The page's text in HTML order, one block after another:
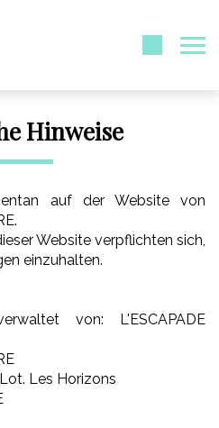
Hinweise
auf der Website von
Website verpflichten sich,
einzuhalten.
von: L'ESCAPADE
Les Horizons